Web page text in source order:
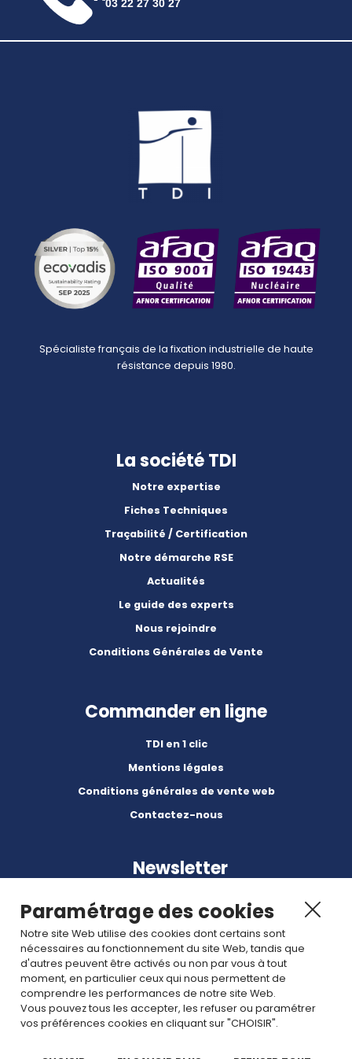
03 22 27 30 27
Spécialiste français de la fixation industrielle de haute
résistance depuis 1980.
La société TDI
Notre expertise
Fiches Techniques
Traçabilité / Certification
Notre démarche RSE
Actualités
Le guide des experts
Nous rejoindre
Conditions Générales de Vente
Commander en ligne
TDI en 1 clic
Mentions légales
Conditions générales de vente web
Contactez-nous
Newsletter
Abonnez-vous à nos dernières nouvelles et articles.
Rejoignez nous
Paramétrage des cookies
Notre site Web utilise des cookies dont certains sont
nécessaires au fonctionnement du site Web, tandis que
d'autres peuvent être activés ou non par vous à tout
moment, en particulier ceux qui nous permettent de
comprendre les performances de notre site Web.
Vous pouvez tous les accepter, les refuser ou paramétrer
vos préférences cookies en cliquant sur "CHOISIR".